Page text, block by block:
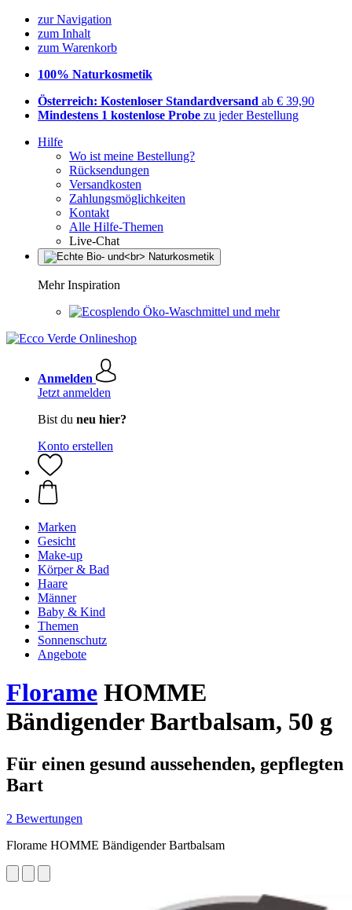
zur Navigation
zum Inhalt
zum Warenkorb
100% Naturkosmetik
Österreich: Kostenloser Standardversand ab € 39,90
Mindestens 1 kostenlose Probe zu jeder Bestellung
Hilfe
Wo ist meine Bestellung?
Rücksendungen
Versandkosten
Zahlungsmöglichkeiten
Kontakt
Alle Hilfe-Themen
Live-Chat
Mehr Inspiration
Öko-Waschmittel und mehr
Anmelden
Jetzt anmelden
Bist du neu hier?
Konto erstellen
Marken
Gesicht
Make-up
Körper & Bad
Haare
Männer
Baby & Kind
Themen
Sonnenschutz
Angebote
Florame HOMME
Bändigender Bartbalsam, 50 g
Für einen gesund aussehenden, gepflegten
Bart
2 Bewertungen
Florame HOMME Bändigender Bartbalsam